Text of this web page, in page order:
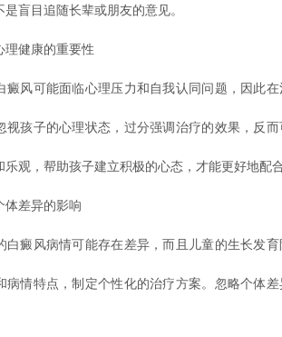
盲目追随长辈或朋友的意见。
健康的重要性
可能面临心理压力和自我认同问题，因此在
视孩子的心理状态，过分强调治疗的效果，反
乐观，帮助孩子建立积极的心态，才能更好地配
差异的影响
癜风病情可能存在差异，而且儿童的生长发育
病情特点，制定个性化的治疗方案。忽略个体